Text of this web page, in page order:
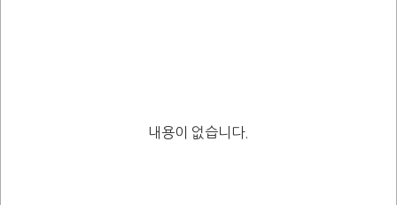
내용이 없습니다.